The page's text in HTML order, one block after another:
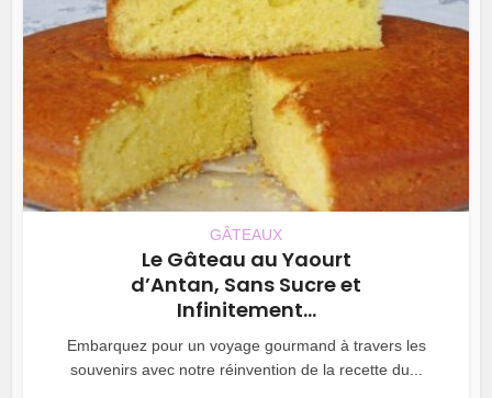
GÂTEAUX
Le Gâteau au Yaourt
d’Antan, Sans Sucre et
Infinitement...
Embarquez pour un voyage gourmand à travers les
souvenirs avec notre réinvention de la recette du...